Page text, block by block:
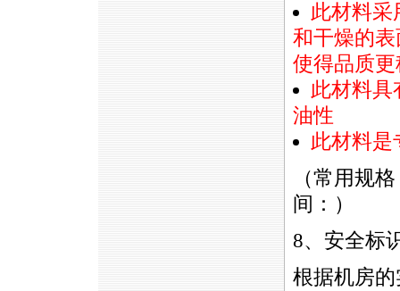
此材料采
和干燥的
使得品质
此材料具
油性
此材料是
（常用规
间：）
8、安全标
根据机房